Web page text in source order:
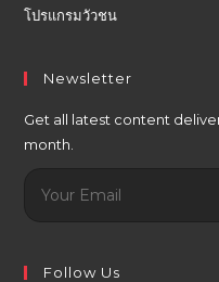
โปรแกรมวัวชน
Newsletter
Get all latest content
month.
Follow Us